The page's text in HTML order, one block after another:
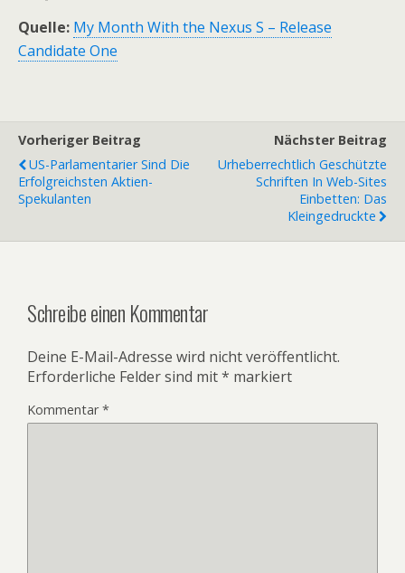
Quelle: My Month With the Nexus S – Release
Candidate One
Vorheriger Beitrag
US-Parlamentarier Sind Die
Erfolgreichsten Aktien-
Spekulanten
Nächster Beitrag
Urheberrechtlich Geschützte
Schriften In Web-Sites
Einbetten: Das
Kleingedruckte
Schreibe einen Kommentar
Deine E-Mail-Adresse wird nicht veröffentlicht.
Erforderliche Felder sind mit* markiert
Kommentar*